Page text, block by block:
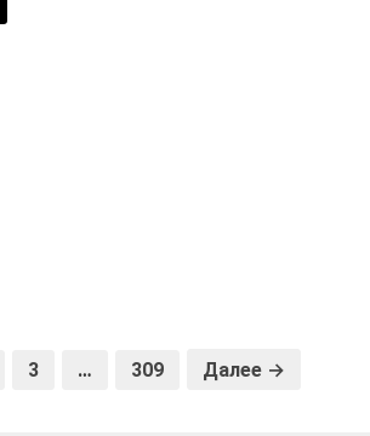
3 … 309 Далее →